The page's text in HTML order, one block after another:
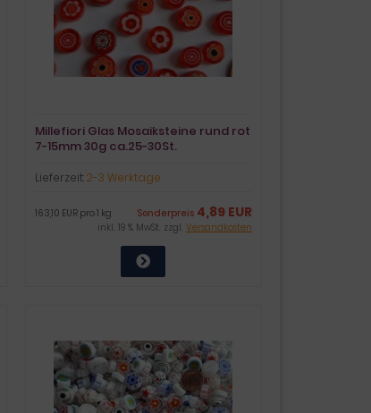
Millefiori Glas Mosaiksteine rund rot
7-15mm 30g ca.25-30St.
Lieferzeit:2-3 Werktage
Sonderpreis 4,89 EUR
163,10 EUR pro 1 kg
inkl. 19 % MwSt. zzgl. Versandkosten